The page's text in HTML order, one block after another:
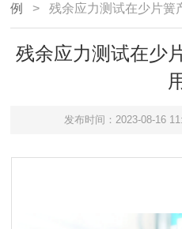
例 > 残余应力测试在少片簧
残余应力测试在少
发布时间：2023-08-16